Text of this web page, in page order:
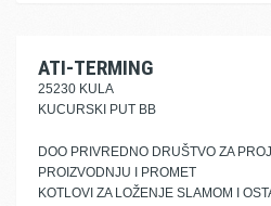
ATI-TERMING
25230 KULA
KUCURSKI PUT BB
DOO PRIVREDNO DRUŠTVO ZA
PROIZVODNJU I PROMET
KOTLOVI ZA LOŽENJE SLAMOM I